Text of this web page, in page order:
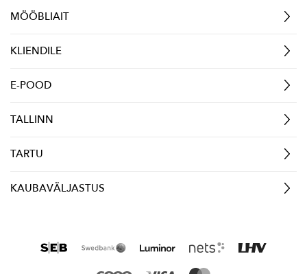
MÖÖBLIAIT
KLIENDILE
E-POOD
TALLINN
TARTU
KAUBAVÄLJASTUS